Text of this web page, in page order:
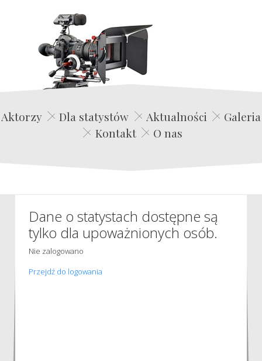
Edwin Film Agencja Aktorska
Aktorzy Dla statystów Aktualności
Galeria
Kontakt
O nas
Dane o statystach dostępne są
tylko dla upoważnionych osób.
Nie zalogowano
Przejdź do logowania